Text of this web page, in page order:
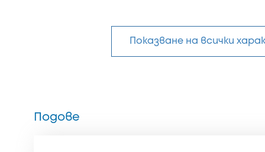
Показване на всички
Подове